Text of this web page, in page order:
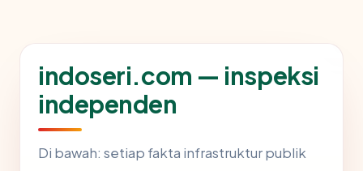
indoseri.com — inspeksi
independen
Di bawah: setiap fakta infrastruktur publik